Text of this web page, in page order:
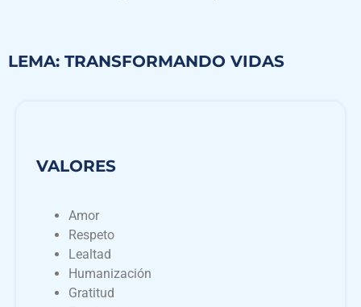
LEMA: TRANSFORMANDO VIDAS
VALORES
Amor
Respeto
Lealtad
Humanización
Gratitud